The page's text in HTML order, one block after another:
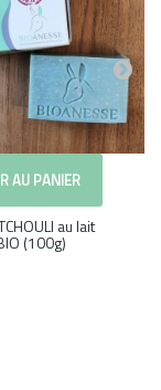
AU PANIER
au lait
(100g)